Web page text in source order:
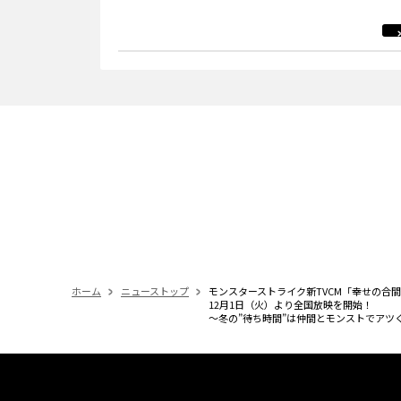
ホーム ニューストップ
モンスターストライク新TVCM「幸せの合
12月1日（火）より全国放映を開始！
～冬の”待ち時間”は仲間とモンストでアツ